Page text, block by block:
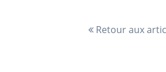
Retour aux